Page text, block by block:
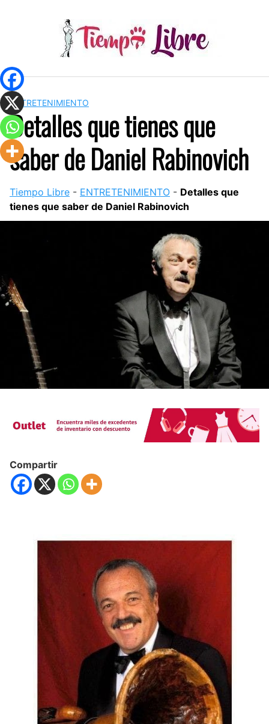
ENTRETENIMIENTO
Detalles que tienes que
saber de Daniel Rabinovich
Tiempo Libre - ENTRETENIMIENTO - Detalles que
tienes que saber de Daniel Rabinovich
Compartir